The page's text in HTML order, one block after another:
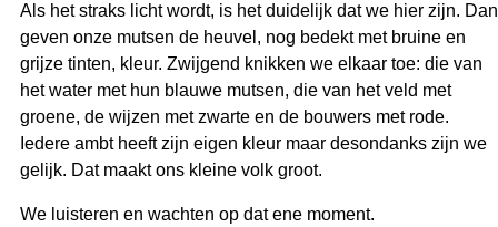
Als het straks licht wordt, is het duidelijk dat we hier zijn. Dan
geven onze mutsen de heuvel, nog bedekt met bruine en
grijze tinten, kleur. Zwijgend knikken we elkaar toe: die van
het water met hun blauwe mutsen, die van het veld met
groene, de wijzen met zwarte en de bouwers met rode.
Iedere ambt heeft zijn eigen kleur maar desondanks zijn we
gelijk. Dat maakt ons kleine volk groot.
We luisteren en wachten op dat ene moment.